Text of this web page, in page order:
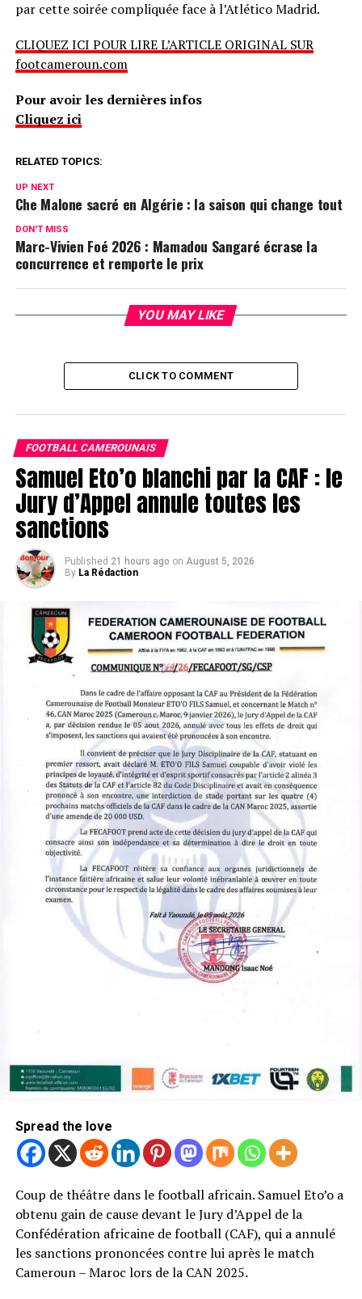
par cette soirée compliquée face à l’Atlético Madrid.
CLIQUEZ ICI POUR LIRE L’ARTICLE ORIGINAL SUR
footcameroun.com
Pour avoir les dernières infos
Cliquez ici
RELATED TOPICS:
UP NEXT
Che Malone sacré en Algérie : la saison qui change tout
DON'T MISS
Marc-Vivien Foé 2026 : Mamadou Sangaré écrase la
concurrence et remporte le prix
YOU MAY LIKE
CLICK TO COMMENT
FOOTBALL CAMEROUNAIS
Samuel Eto’o blanchi par la CAF : le
Jury d’Appel annule toutes les
sanctions
Published 21 hours ago on August 5, 2026
By La Rédaction
Spread the love
Coup de théâtre dans le football africain. Samuel Eto’o a
obtenu gain de cause devant le Jury d’Appel de la
Confédération africaine de football (CAF), qui a annulé
les sanctions prononcées contre lui après le match
Cameroun – Maroc lors de la CAN 2025.